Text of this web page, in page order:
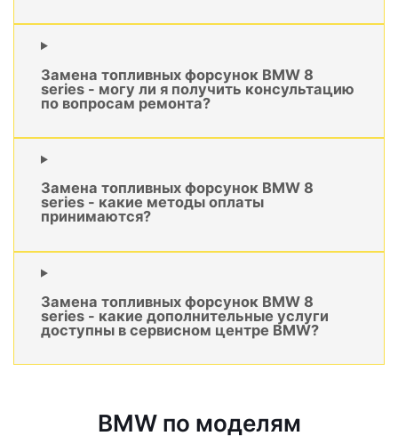
Замена топливных форсунок BMW 8
series - могу ли я получить консультацию
по вопросам ремонта?
Замена топливных форсунок BMW 8
series - какие методы оплаты
принимаются?
Замена топливных форсунок BMW 8
series - какие дополнительные услуги
доступны в сервисном центре BMW?
BMW по моделям